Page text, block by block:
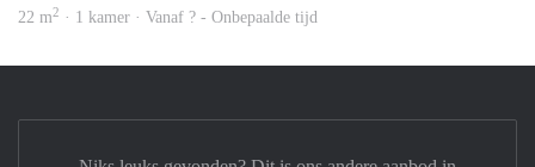
22 m2 · 1 kamer · Vanaf ? - Onbepaalde tijd